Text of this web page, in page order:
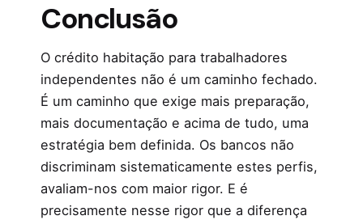
Conclusão
O crédito habitação para trabalhadores
independentes não é um caminho fechado.
É um caminho que exige mais preparação,
mais documentação e acima de tudo, uma
estratégia bem definida. Os bancos não
discriminam sistematicamente estes perfis,
avaliam-nos com maior rigor. E é
precisamente nesse rigor que a diferença